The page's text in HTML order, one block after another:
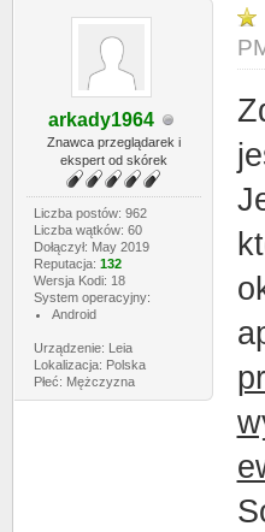
arkady1964
Znawca przeglądarek i
ekspert od skórek
Liczba postów: 962
Liczba wątków: 60
Dołączył: May 2019
Reputacja: 132
Wersja Kodi: 18
System operacyjny:
Android
Urządzenie: Leia
Lokalizacja: Polska
Płeć: Mężczyzna